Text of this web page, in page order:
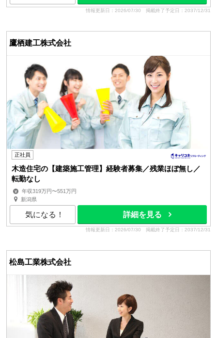
情報更新日：2026/07/30 掲載終了予定日：2037/12/31
鷹栖建工株式会社
正社員
木造住宅の【建築施工管理】経験者募集／残業ほぼ無し／
転勤なし
年収319万円〜551万円
新潟県
気になる！ 詳細を見る
情報更新日：2026/07/30 掲載終了予定日：2037/12/31
松島工業株式会社